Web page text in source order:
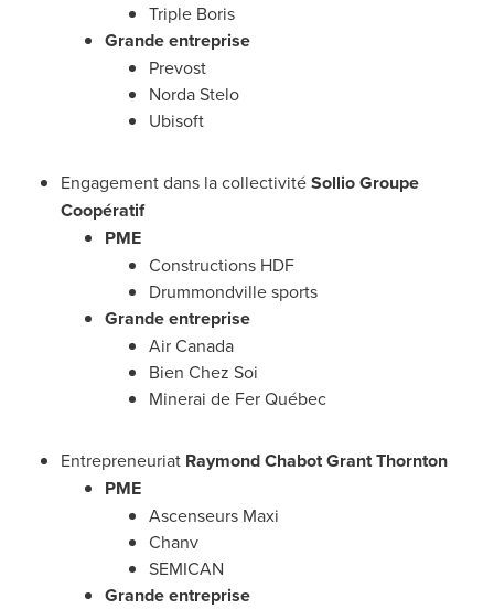
Triple Boris
Grande entreprise
Prevost
Norda Stelo
Ubisoft
Engagement dans la collectivitéSollio Groupe
Coopératif
PME
Constructions HDF
Drummondvillesports
Grande entreprise
AirCanada
Bien Chez Soi
Minerai de Fer Québec
Entrepreneuriat Raymond Chabot Grant Thornton
PME
Ascenseurs Maxi
Chanv
SEMICAN
Grande entreprise